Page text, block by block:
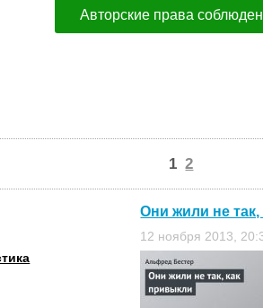
Авторские права
1 2
Они жили не
12 ноября 2013,